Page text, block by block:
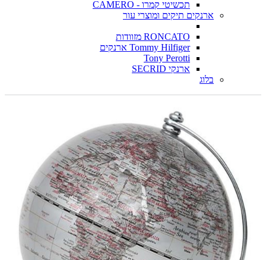
תכשיטי קמרו - CAMERO
ארנקים תיקים ומוצרי עור
RONCATO מזוודות
Tommy Hilfiger ארנקים
Tony Perotti
ארנקי SECRID
בלוג